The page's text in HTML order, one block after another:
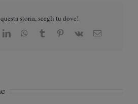
storia, scegli tu dove!
LinkedInWhatsApp
Tumblr Pinterest
Vk Email